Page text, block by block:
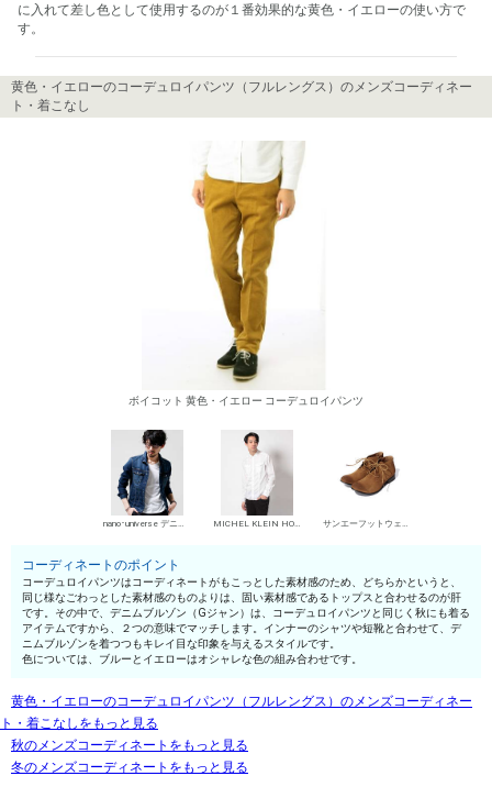
に入れて差し色として使用するのが１番効果的な黄色・イエローの使い方で
す。
黄色・イエローのコーデュロイパンツ（フルレングス）のメンズコーディネー
ト・着こなし
ボイコット 黄色・イエロー コーデュロイパンツ
nano･universe デニムブルゾン・Gジャン MICHEL KLEIN HOMME シャツ サンエーフットウェア チャッカブーツ
コーディネートのポイント
コーデュロイパンツはコーディネートがもこっとした素材感のため、どちらかというと、
同じ様なごわっとした素材感のものよりは、固い素材感であるトップスと合わせるのが肝
です。その中で、デニムブルゾン（Gジャン）は、コーデュロイパンツと同じく秋にも着る
アイテムですから、２つの意味でマッチします。インナーのシャツや短靴と合わせて、デ
ニムブルゾンを着つつもキレイ目な印象を与えるスタイルです。
色については、ブルーとイエローはオシャレな色の組み合わせです。
黄色・イエローのコーデュロイパンツ（フルレングス）のメンズコーディネー
ト・着こなしをもっと見る
秋のメンズコーディネートをもっと見る
冬のメンズコーディネートをもっと見る